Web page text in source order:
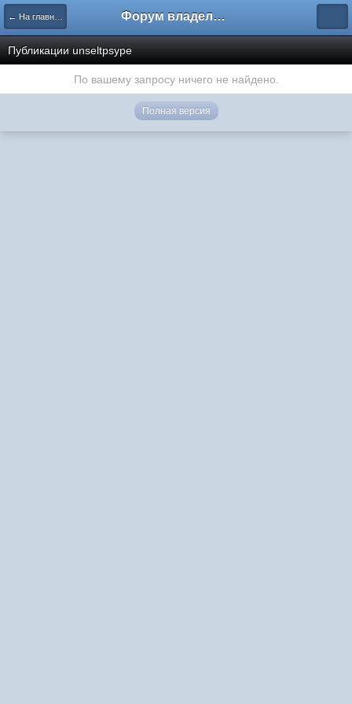
← На главную Форум владельцев интернет-магазинов
Публикации unseltpsype
По вашему запросу ничего не найдено.
Полная версия